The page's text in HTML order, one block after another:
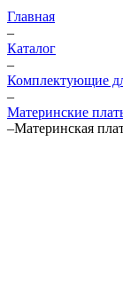
Главная
–
Каталог
–
Комплектующие
–
Материнские
–Материнская